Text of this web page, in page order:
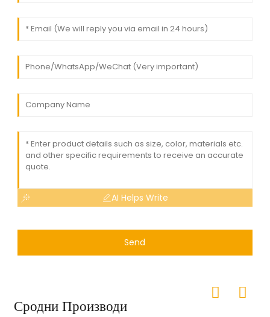
AI Helps Write
Send
Сродни Производи